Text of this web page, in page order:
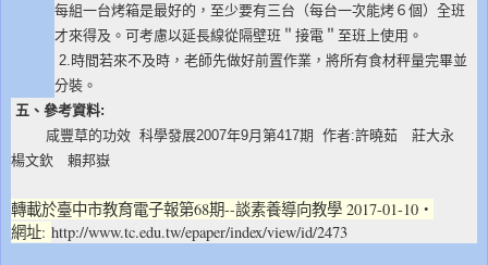
每組一台烤箱是最好的，至少要有三台（每台一次能烤６個）全班
才來得及。可考慮以延長線從隔壁班＂接電＂至班上使用。
2.時間若來不及時，老師先做好前置作業，將所有食材秤量完畢並
分裝。
五、 參考資料:
咸豐草的功效 科學發展2007年9月第417期 作者:許曉茹 莊大永
楊文欽 賴邦嶽
轉載於臺中市教育電子報第68期--談素養導向教學 2017-01-10‧
網址: http://www.tc.edu.tw/epaper/index/view/id/2473